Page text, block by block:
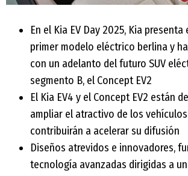
En el Kia EV Day 2025, Kia presenta
primer modelo eléctrico berlina y
con un adelanto del futuro SUV
segmento B, el Concept EV2
El Kia EV4 y el Concept EV2 están
ampliar el atractivo de los
contribuirán a acelerar su difusión
Diseños atrevidos e innovadores,
tecnología avanzadas dirigidas a